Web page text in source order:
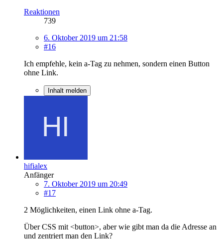
Reaktionen
739
6. Oktober 2019 um 21:58
#16
Ich empfehle, kein a-Tag zu nehmen, sondern einen Button
ohne Link.
Inhalt melden
hifialex
Anfänger
7. Oktober 2019 um 20:49
#17
2 Möglichkeiten, einen Link ohne a-Tag.
Über CSS mit <button>, aber wie gibt man da die Adresse an
und zentriert man den Link?